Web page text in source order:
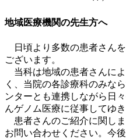
地域医療機関の先生方へ
日頃より多数の患者さん
ございます。
当科は地域の患者さんに
く、当院の各診療科のみな
ンターとも連携しながら日
んゲノム医療に従事してゆき
患者さんのご紹介に関し
お問い合わせください。今